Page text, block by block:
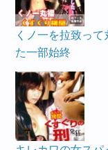
くノ一を拉致っ
た一部始終